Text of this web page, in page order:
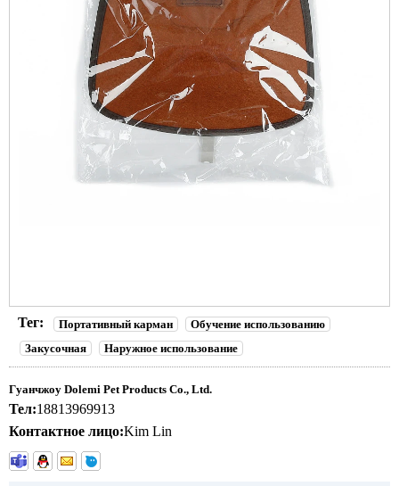
Тег: Портативный карман
Обучение использованию
Закусочная
Наружное использование
Гуанчжоу Dolemi Pet Products Co., Ltd.
Тел:18813969913
Контактное лицо:Kim Lin